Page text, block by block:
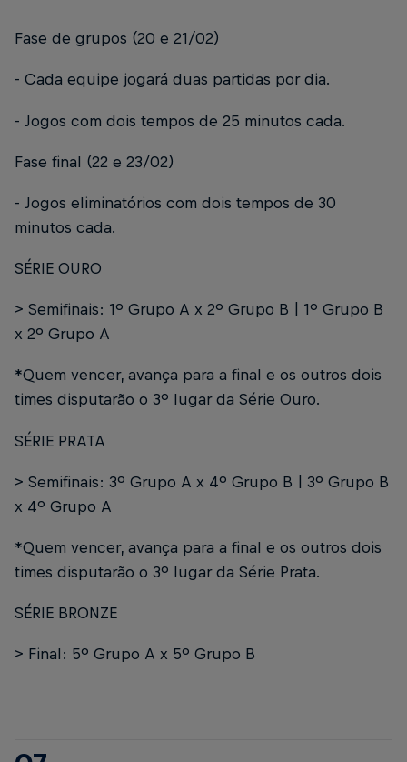
Fase de grupos (20 e 21/02)
- Cada equipe jogará duas partidas por dia.
- Jogos com dois tempos de 25 minutos cada.
Fase final (22 e 23/02)
- Jogos eliminatórios com dois tempos de 30
minutos cada.
SÉRIE OURO
> Semifinais: 1º Grupo A x 2º Grupo B | 1º Grupo B
x 2º Grupo A
*Quem vencer, avança para a final e os outros dois
times disputarão o 3º lugar da Série Ouro.
SÉRIE PRATA
> Semifinais: 3º Grupo A x 4º Grupo B | 3º Grupo B
x 4º Grupo A
*Quem vencer, avança para a final e os outros dois
times disputarão o 3º lugar da Série Prata.
SÉRIE BRONZE
> Final: 5º Grupo A x 5º Grupo B